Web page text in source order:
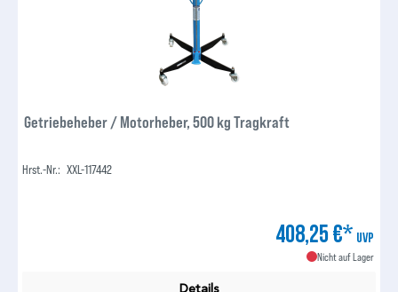
Getriebeheber / Motorheber, 500 kg Tragkraft
Hrst.-Nr.: XXL-117442
408,25 €* UVP
Nicht auf Lager